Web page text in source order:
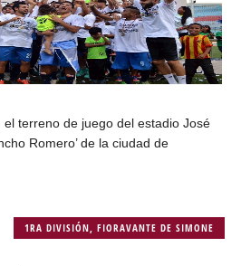
el terreno de juego del estadio José
Romero’ de la ciudad de
1RA DIVISIÓN ,FIORAVANTE DE SIMONE